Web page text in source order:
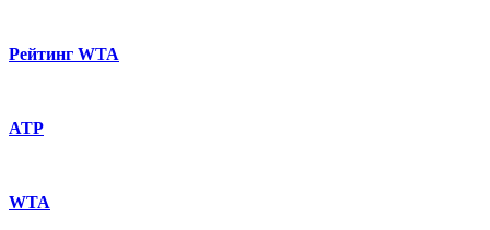
Рейтинг WTA
ATP
WTA